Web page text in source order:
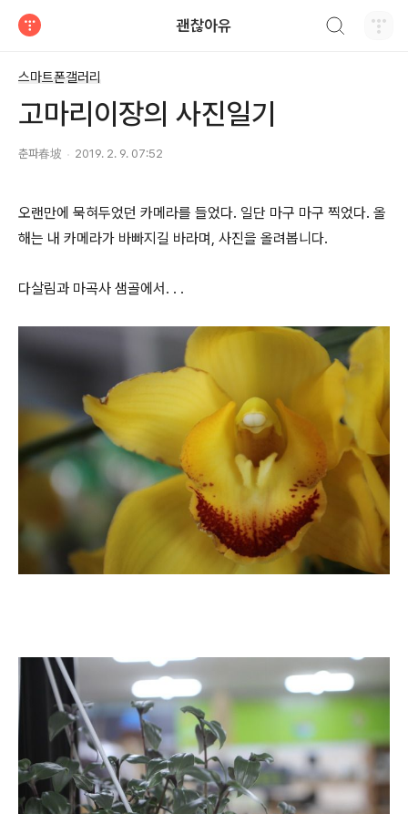
괜찮아유
스마트폰갤러리
고마리이장의 사진일기
춘파春坡 2019. 2. 9. 07:52
오랜만에 묵혀두었던 카메라를 들었다. 일단 마구 마구 찍었다. 올
해는 내 카메라가 바빠지길 바라며, 사진을 올려봅니다.
다살림과 마곡사 샘골에서. . .